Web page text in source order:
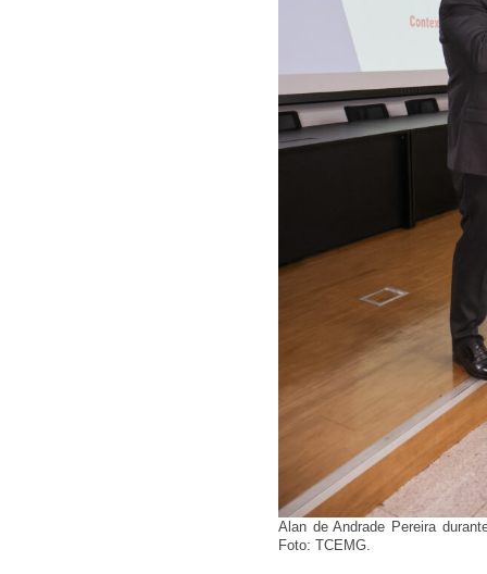
Alan de Andrade Pereira
Foto: TCEMG.